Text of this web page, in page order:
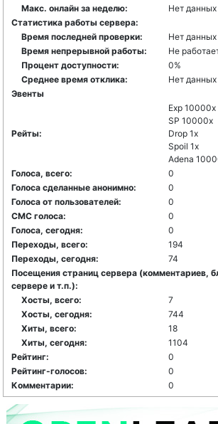
Макс. онлайн за неделю:
Нет данных
Статистика работы сервера:
Время последней проверки:
Нет данных
Время непрерывной работы:
Не
Процент доступности:
0%
Среднее время отклика:
Нет данных
Эвенты
Рейты:
Exp 10000x
SP 10000x
Drop 1x
Spoil 1x
Adena
Голоса, всего:
0
Голоса сделанные анонимно:
0
Голоса от пользователей:
0
СМС голоса:
0
Голоса, сегодня:
0
Переходы, всего:
194
Переходы, сегодня:
74
Посещения страниц сервера (комментариев,
сервере и т.п.):
Хосты, всего:
7
Хосты, сегодня:
744
Хиты, всего:
18
Хиты, сегодня:
1104
Рейтинг:
0
Рейтинг-голосов:
0
Комментарии:
0